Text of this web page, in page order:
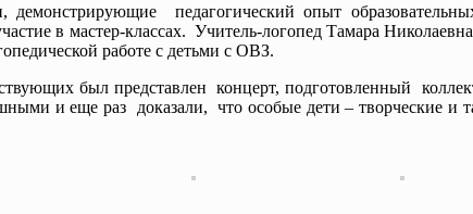
педагогический опыт
в мастер-классах. Учитель-логопед Тамара
работе с детьми с ОВЗ.
был представлен концерт, подготовленный
и еще раз доказали, что особые дети – творческие